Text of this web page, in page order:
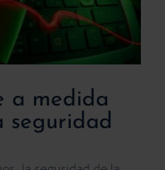
a medida
seguridad